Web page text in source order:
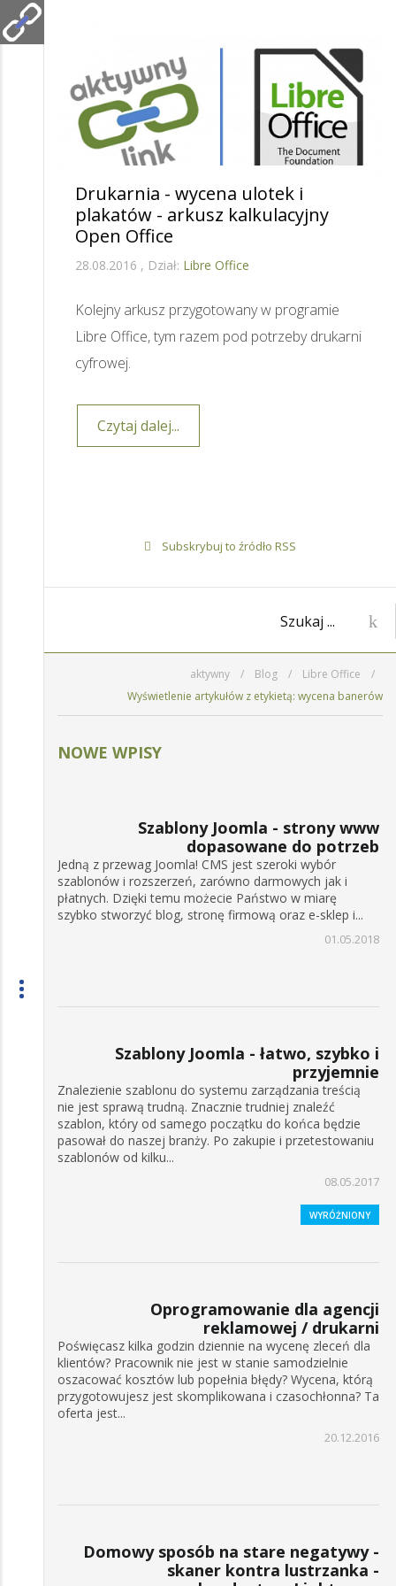
Drukarnia - wycena ulotek i
plakatów - arkusz kalkulacyjny
Open Office
28.08.2016 Dział: Libre Office
Kolejny arkusz przygotowany w programie
Libre Office, tym razem pod potrzeby drukarni
cyfrowej.
Czytaj dalej...
Subskrybuj to źródło RSS
aktywny / Blog / Libre Office
/
Wyświetlenie artykułów z etykietą: wycena banerów
NOWE WPISY
Szablony Joomla - strony www
dopasowane do potrzeb
Jedną z przewag Joomla! CMS jest szeroki wybór
szablonów i rozszerzeń, zarówno darmowych jak i
płatnych. Dzięki temu możecie Państwo w miarę
szybko stworzyć blog, stronę firmową oraz e-sklep i...
01.05.2018
Szablony Joomla - łatwo, szybko i
przyjemnie
Znalezienie szablonu do systemu zarządzania treścią
nie jest sprawą trudną. Znacznie trudniej znaleźć
szablon, który od samego początku do końca będzie
pasował do naszej branży. Po zakupie i przetestowaniu
szablonów od kilku...
08.05.2017
WYRÓŻNIONY
Oprogramowanie dla agencji
reklamowej / drukarni
Poświęcasz kilka godzin dziennie na wycenę zleceń dla
klientów? Pracownik nie jest w stanie samodzielnie
oszacować kosztów lub popełnia błędy? Wycena, którą
przygotowujesz jest skomplikowana i czasochłonna? Ta
oferta jest...
20.12.2016
Domowy sposób na stare negatywy -
skaner kontra lustrzanka -